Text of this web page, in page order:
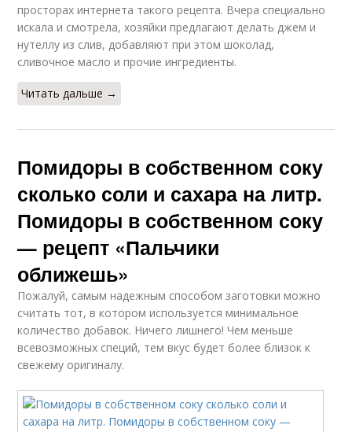
просторах интернета такого рецепта. Вчера специально
искала и смотрела, хозяйки предлагают делать джем и
нутеллу из слив, добавляют при этом шоколад,
сливочное масло и прочие ингредиенты.
Читать дальше →
Помидоры в собственном соку
сколько соли и сахара на литр.
Помидоры в собственном соку
— рецепт «Пальчики
оближешь»
Пожалуй, самым надежным способом заготовки можно
считать тот, в котором используется минимальное
количество добавок. Ничего лишнего! Чем меньше
всевозможных специй, тем вкус будет более близок к
свежему оригиналу.